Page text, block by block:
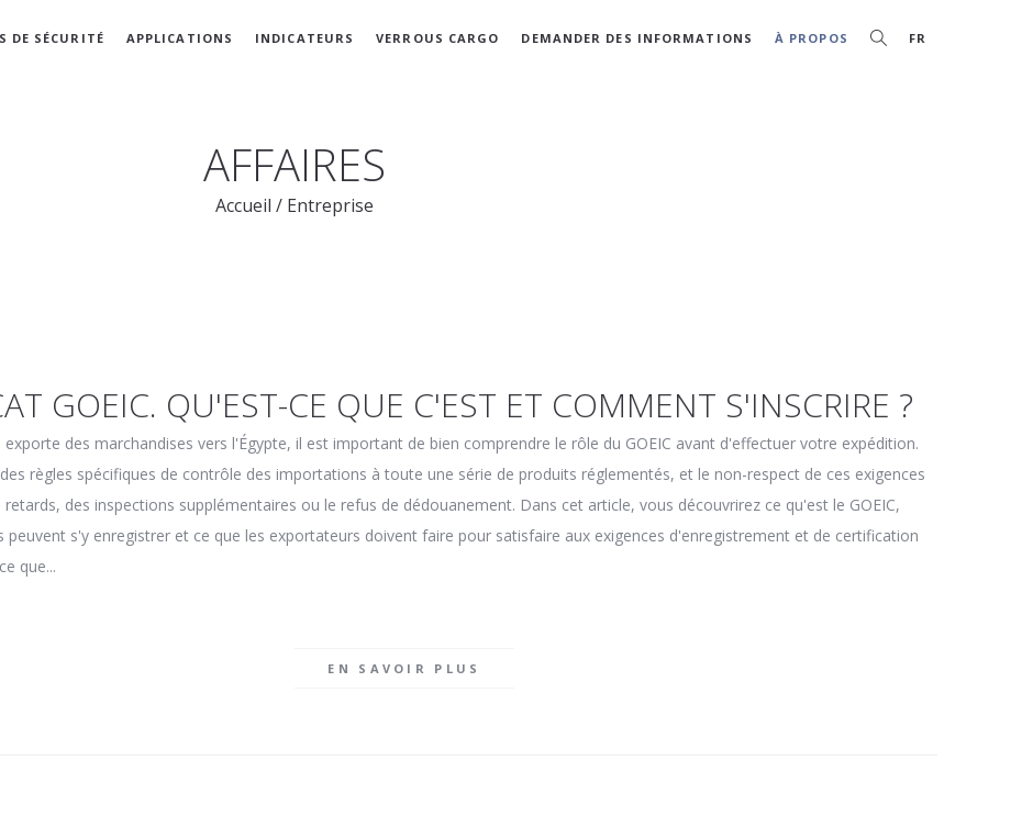
DE SÉCURITÉ APPLICATIONS INDICATEURS VERROUS CARGO DEMANDER DES INFORMATIONS À PROPOS FR
AFFAIRES
Accueil / Entreprise
GOEIC. QU'EST-CE QUE C'EST ET COMMENT S'INSCRIRE ?
exporte des marchandises vers l'Égypte, il est important de bien comprendre le rôle du GOEIC avant d'effectuer votre expédition.
règles spécifiques de contrôle des importations à toute une série de produits réglementés, et le non-respect de ces exigences
des inspections supplémentaires ou le refus de dédouanement. Dans cet article, vous découvrirez ce qu'est le GOEIC,
peuvent s'y enregistrer et ce que les exportateurs doivent faire pour satisfaire aux exigences d'enregistrement et de certification
que...
EN SAVOIR PLUS